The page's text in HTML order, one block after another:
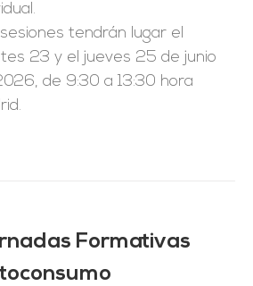
tendrán lugar el
23 y el jueves 25 de junio
de 9:30 a 13:30 hora
Formativas